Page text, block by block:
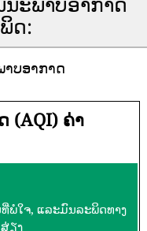
ດ:
ບອາກາດ
(AQI) ຄ່າ
ພໍໃຈ, ແລະມົນລະພິດທາງ
ຽງ